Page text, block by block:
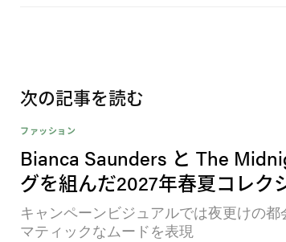
次の記事を読む
ファッション
Bianca Saunders と The
グを組んだ2027年春夏コレク
キャンペーンビジュアルでは夜更けの
マティックなムードを表現